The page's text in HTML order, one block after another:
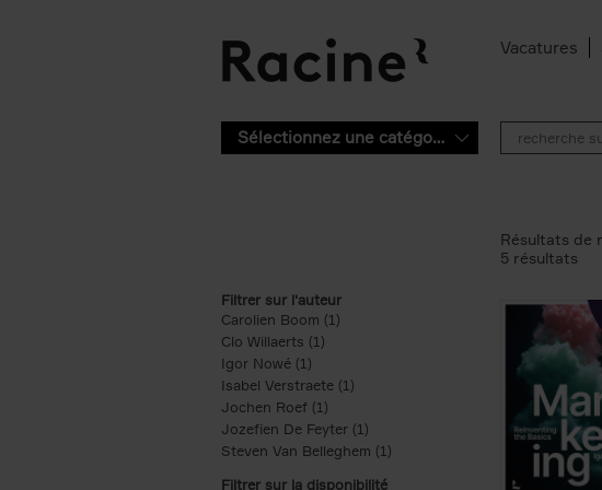
Vacatures
Sélectionnez une catégorie
Filtrer sur l'auteur
Carolien Boom (1)
Clo Willaerts (1)
Igor Nowé (1)
Isabel Verstraete (1) Apply Isabel Verstraete filter
Jochen Roef (1)
Jozefien De Feyter (1) Apply Jozefien De Feyter filter
Steven Van Belleghem (1) Apply Steven Van Belleghem
Filtrer sur la disponibilité
Résultats de
5 résultats